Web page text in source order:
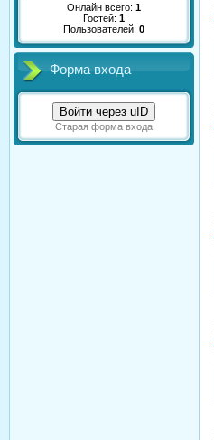
Онлайн всего: 1
Гостей: 1
Пользователей: 0
Форма входа
Войти через uID
Старая форма входа